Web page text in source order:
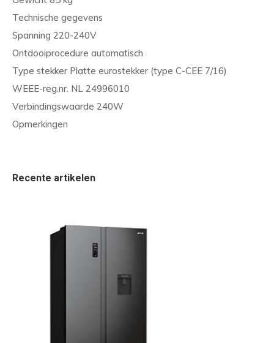
Technische gegevens
Spanning 220-240V
Ontdooiprocedure automatisch
Type stekker Platte eurostekker (type C-CEE 7/16)
WEEE-reg.nr. NL 24996010
Verbindingswaarde 240W
Opmerkingen
Recente artikelen